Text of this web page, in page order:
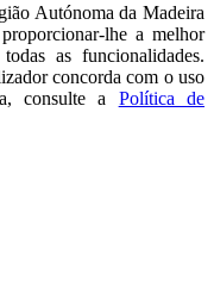
Autónoma da Madeira
lhe a melhor
as funcionalidades.
concorda com o uso
consulte a
Política de